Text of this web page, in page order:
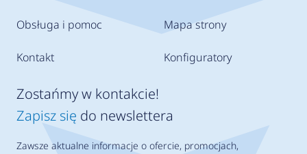
Obsługa i pomoc
Kontakt
Mapa strony
Konfiguratory
Zostańmy w kontakcie!
Zapisz się do newslettera
Zawsze aktualne informacje o ofercie, promocjach,